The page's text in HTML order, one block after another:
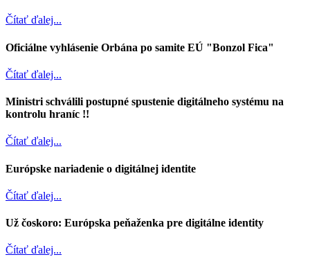
Čítať ďalej...
Oficiálne vyhlásenie Orbána po samite EÚ "Bonzol Fica"
Čítať ďalej...
Ministri schválili postupné spustenie digitálneho systému na
kontrolu hraníc !!
Čítať ďalej...
Európske nariadenie o digitálnej identite
Čítať ďalej...
Už čoskoro: Európska peňaženka pre digitálne identity
Čítať ďalej...